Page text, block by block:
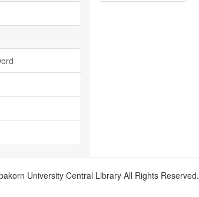
University Central Library All Rights Reserved.